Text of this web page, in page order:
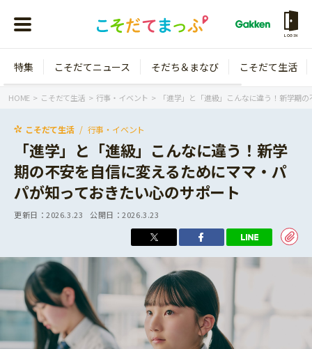
LOGIN
年齢から探す
3歳
年中
年長
小学1年生
小学2年生
小学3年生
小学4年生
小学5年生
小学6年生
こそだてニュース
イベント
ニュース
そだち＆まなび
ワーク・ドリル
こそだて生活
特集 こそだてニュース そだち＆まなび こそだて生活
HOME こそだて生活 行事・イベント 「進学」と「進級」こんなに違う！新学期
こそだて生活 行事・イベント
「進学」と「進級」こんなに違う！新学
期の不安を自信に変えるためにママ・パ
パが知っておきたい心のサポート
更新日：2026.3.23 公開日：2026.3.23